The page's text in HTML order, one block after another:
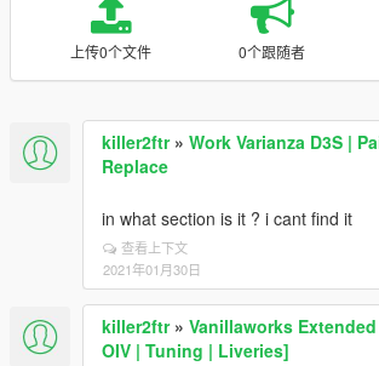
上传0个文件 0个跟随者
killer2ftr» Work Varianza D3S |
Replace
in what section is it ? i cant find it
查看上下文
2021年01月30日
killer2ftr» Vanillaworks
OIV | Tuning | Liveries]